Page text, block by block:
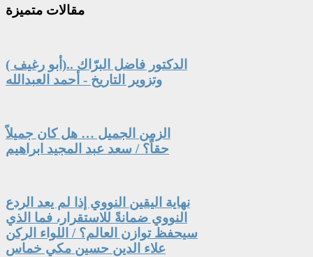
مقالات متميزة
الدكتور فاضل البرّاك ..(أبو رغيف )
وتزوير التاريخ - أحمد العبدالله
الزمن الجميل … هل كان جميلاً
حقاً؟ / سعد عبد المجيد ابراهيم
نهاية اليقين النووي إذا لم يعد الردع
النووي ضمانةً للاستقرار، فما الذي
سيحفظ توازن العالم؟ / اللواء الركن
علاء الدين حسين مكي خماس